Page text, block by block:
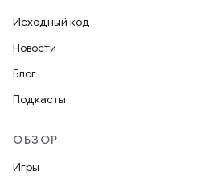
Исходный код
Новости
Блог
Подкасты
ОБЗОР
Игры